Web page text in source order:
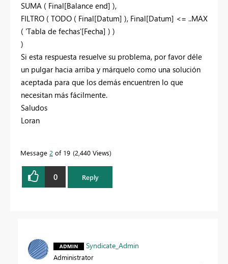
SUMA ( Final[Balance end] ),
FILTRO ( TODO ( Final[Datum] ), Final[Datum] <= ..MAX
( 'Tabla de fechas'[Fecha] ) )
)
Si esta respuesta resuelve su problema, por favor déle
un pulgar hacia arriba y márquelo como una solución
aceptada para que los demás encuentren lo que
necesitan más fácilmente.
Saludos
Loran
Message 2 of 19 2,440 Views
0 Reply
Syndicate_Admin
Administrator